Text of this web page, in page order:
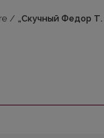
/ „Скучный Федор Т.